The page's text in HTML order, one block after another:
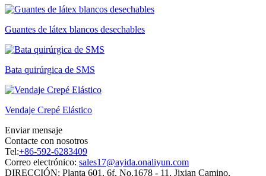
Guantes de látex blancos desechables
Bata quirúrgica de SMS
Vendaje Crepé Elástico
Enviar mensaje
Contacte con nosotros
Tel:+86-592-6283409
Correo electrónico: sales17@ayida.onaliyun.com
DIRECCIÓN: Planta 601, 6f, No.1678 - 11, Jixian Camino,